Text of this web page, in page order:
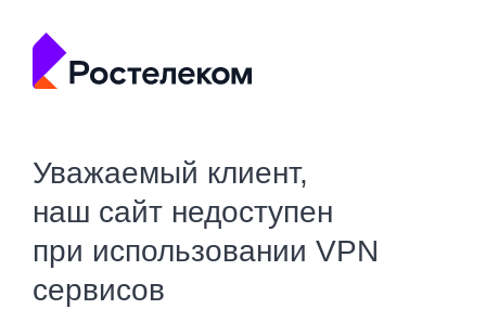
Уважаемый клиент,
наш сайт недоступен
при использовании VPN
сервисов